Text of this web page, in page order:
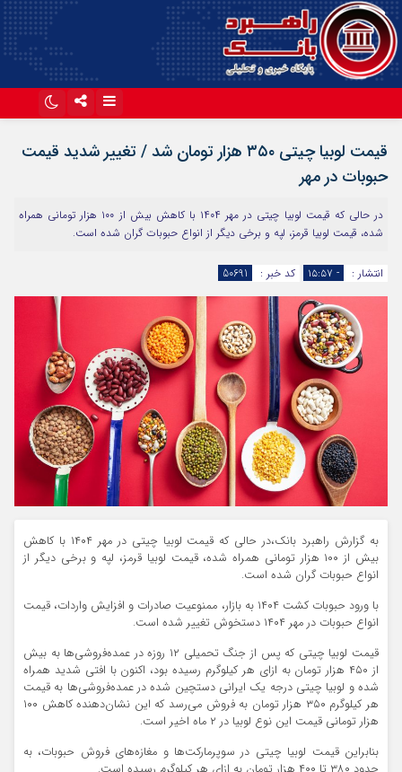
آپارات
قیمت لوبیا چیتی ۳۵۰ هزار تومان شد / تغییر شدید قیمت
حبوبات در مهر
در حالی که قیمت لوبیا چیتی در مهر ۱۴۰۴ با کاهش بیش از ۱۰۰ هزار تومانی همراه
شده، قیمت لوبیا قرمز، لپه و برخی دیگر از انواع حبوبات گران شده است.
انتشار : - ۱۵:۵۷ کد خبر : 50691
به گزارش راهبرد بانک،در حالی که قیمت لوبیا چیتی در مهر ۱۴۰۴ با کاهش
بیش از ۱۰۰ هزار تومانی همراه شده، قیمت لوبیا قرمز، لپه و برخی دیگر از
انواع حبوبات گران شده است.
با ورود حبوبات کشت ۱۴۰۴ به بازار، ممنوعیت صادرات و افزایش واردات، قیمت
انواع حبوبات در مهر ۱۴۰۴ دستخوش تغییر شده است.
قیمت لوبیا چیتی که پس از جنگ تحمیلی ۱۲ روزه در عمده‌فروشی‌ها به بیش
از ۴۵۰ هزار تومان به ازای هر کیلوگرم رسیده بود، اکنون با افتی شدید همراه
شده و لوبیا چیتی درجه یک ایرانی دستچین شده در عمده‌فروشی‌ها به قیمت
هر کیلوگرم ۳۵۰ هزار تومان به فروش می‌رسد که این نشان‌دهنده کاهش ۱۰۰
هزار تومانی قیمت این نوع لوبیا در ۲ ماه اخیر است.
بنابراین قیمت لوبیا چیتی در سوپرمارکت‌ها و مغازه‌های فروش حبوبات، به